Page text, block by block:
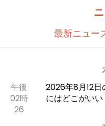
最新ニュー
午後
02時
26
2026年8月12日
にはどこがい